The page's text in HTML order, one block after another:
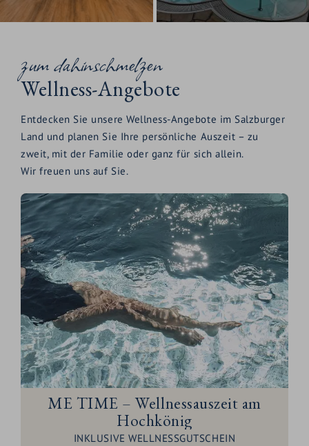
zum dahinschmelzen
Wellness-Angebote
Entdecken Sie unsere Wellness-Angebote im Salzburger
Land und planen Sie Ihre persönliche Auszeit – zu
zweit, mit der Familie oder ganz für sich allein.
Wir freuen uns auf Sie.
ME TIME – Wellnessauszeit am
Hochkönig
INKLUSIVE WELLNESSGUTSCHEIN